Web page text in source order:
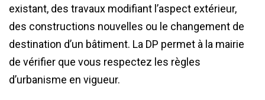
existant, des travaux modifiant l’aspect extérieur,
des constructions nouvelles ou le changement de
destination d’un bâtiment. La DP permet à la mairie
de vérifier que vous respectez les règles
d’urbanisme en vigueur.